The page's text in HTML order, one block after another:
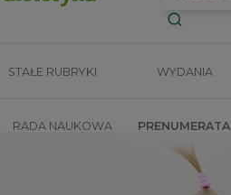
STAŁE RUBRYKI WYDANIA
RADA NAUKOWA PRENUMERATA
SKLEP